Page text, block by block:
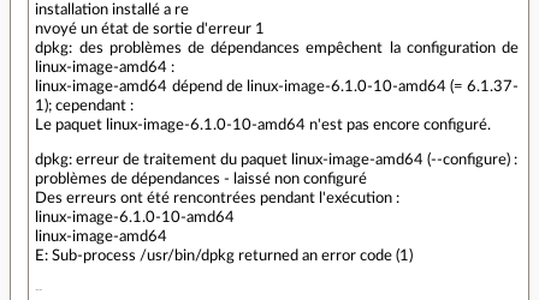
installation installé a re
nvoyé un état de sortie d'erreur 1
dpkg: des problèmes de dépendances empêchent la configuration de
linux-image-amd64 :
linux-image-amd64 dépend de linux-image-6.1.0-10-amd64 (= 6.1.37-
1); cependant :
Le paquet linux-image-6.1.0-10-amd64 n'est pas encore configuré.
dpkg: erreur de traitement du paquet linux-image-amd64 (--configure) :
problèmes de dépendances - laissé non configuré
Des erreurs ont été rencontrées pendant l'exécution :
linux-image-6.1.0-10-amd64
linux-image-amd64
E: Sub-process /usr/bin/dpkg returned an error code (1)